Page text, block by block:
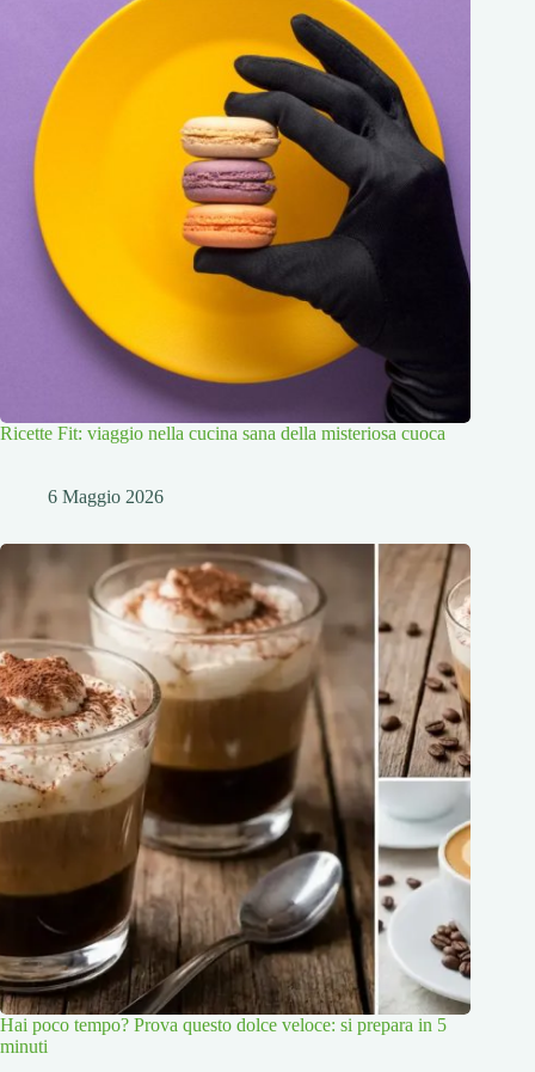
Ricette Fit: viaggio nella cucina sana della misteriosa cuoca
6 Maggio 2026
Hai poco tempo? Prova questo dolce veloce: si prepara in 5
minuti